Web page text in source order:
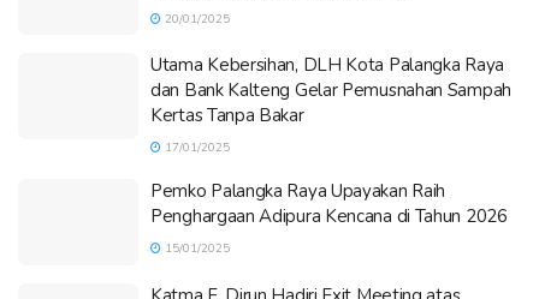
20/01/2025
Utama Kebersihan, DLH Kota Palangka Raya
dan Bank Kalteng Gelar Pemusnahan Sampah
Kertas Tanpa Bakar
17/01/2025
Pemko Palangka Raya Upayakan Raih
Penghargaan Adipura Kencana di Tahun 2026
15/01/2025